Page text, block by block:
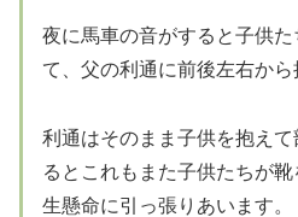
夜に馬車の音がすると子供
て、父の利通に前後左右から
利通はそのまま子供を抱え
るとこれもまた子供たちが
生懸命に引っ張りあいます。